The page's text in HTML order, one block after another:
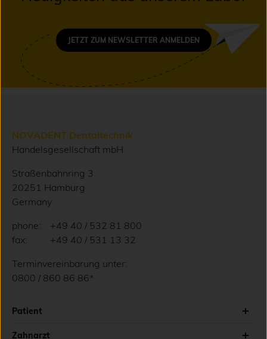
JETZT ZUM NEWSLETTER ANMELDEN
NOVADENT Dentaltechnik
Handelsgesellschaft mbH
Straßenbahnring 3
20251 Hamburg
Germany
phone:
+49 40 / 532 81 800
fax:
+49 40 / 531 13 32
Terminvereinbarung unter:
0800 / 860 86 86*
Patient
Zahnarzt